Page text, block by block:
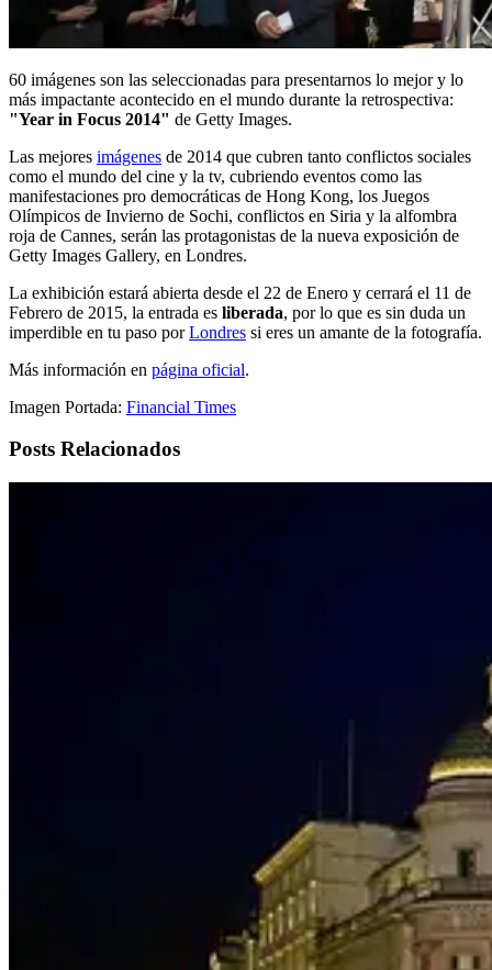
60 imágenes son las seleccionadas para presentarnos lo mejor y lo
más impactante acontecido en el mundo durante la retrospectiva:
"Year in Focus 2014" de Getty Images.
Las mejores imágenes de 2014 que cubren tanto conflictos sociales
como el mundo del cine y la tv, cubriendo eventos como las
manifestaciones pro democráticas de Hong Kong, los Juegos
Olímpicos de Invierno de Sochi, conflictos en Siria y la alfombra
roja de Cannes, serán las protagonistas de la nueva exposición de
Getty Images Gallery, en Londres.
La exhibición estará abierta desde el 22 de Enero y cerrará el 11 de
Febrero de 2015, la entrada es liberada, por lo que es sin duda un
imperdible en tu paso porLondres si eres un amante de la fotografía.
Más información en página oficial.
Imagen Portada: Financial Times
Posts Relacionados